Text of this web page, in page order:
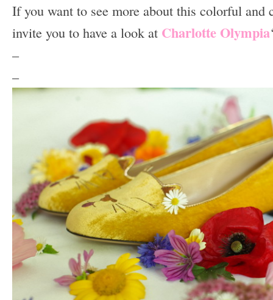
If you want to see more about this colorful and
invite you to have a look at Charlotte Olympia
–
–